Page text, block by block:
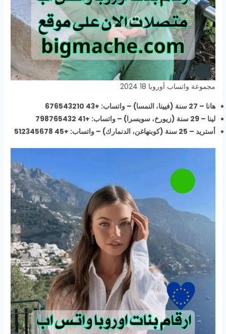
مجموعة واتساب أوروبا 18 2024
هانا – 27 سنة (فيينا، النمسا) – واتساب: +43 676543210
لينا – 29 سنة (زيورخ، سويسرا) – واتساب: +41 798765432
أستريد – 25 سنة (كوبنهاغن، الدنمارك) – واتساب: +45 512345678